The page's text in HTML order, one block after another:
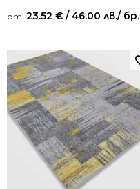
от: 23.52 € / 46.00 лв./ бр.